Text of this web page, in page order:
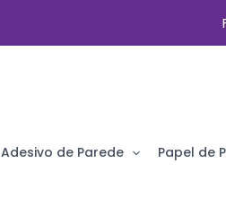
Adesivo de Parede Papel de